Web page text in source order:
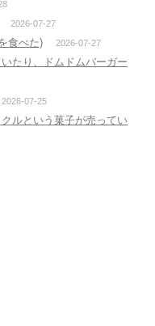
2026-07-27
食べた) 2026-07-27
たり、ドムドムバーガー
2026-07-25
ルという菓子が売ってい